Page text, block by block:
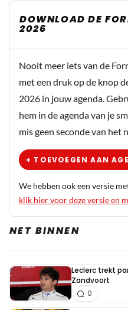
DOWNLOAD DE
2026
Nooit meer iets van de
met een druk op de knop
2026 in jouw agenda.
hem in de agenda van je
mis geen seconde van het
+ TOEVOEGEN AAN
We hebben ook een versie
klik hier voor deze versie en
NET BINNEN
Leclerc trekt
Zandvoort
0